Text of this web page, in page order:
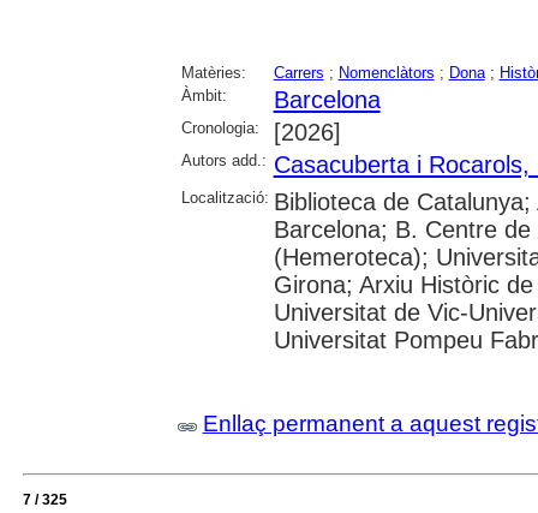
Matèries: Carrers ; Nomenclàtors ; Dona;
Àmbit:
Barcelona
Cronologia: [2026]
Autors add.: Casacuberta i Rocarols,
Localització: Biblioteca de
Barcelona; B. Centre
(Hemeroteca);
Girona; Arxiu Històric
Universitat de Vic-
Universitat Pompeu
Enllaç permanent a aquest
7 / 325